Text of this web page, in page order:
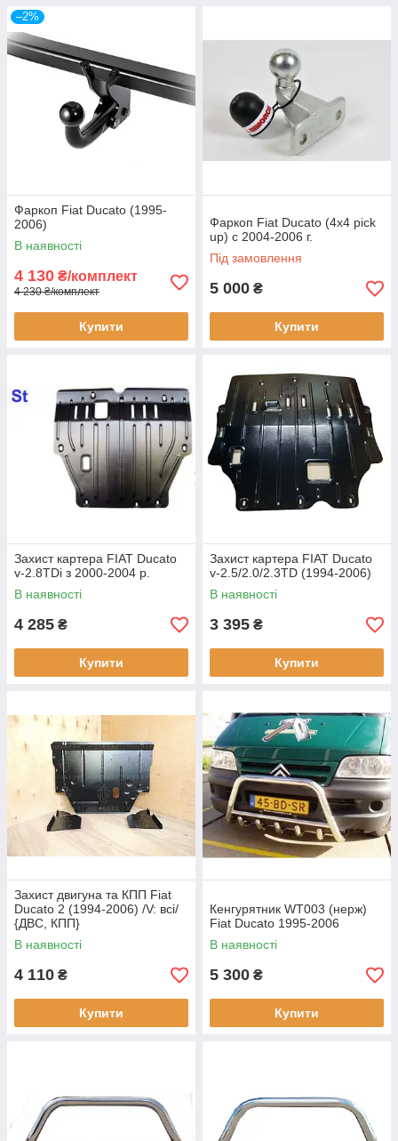
–2%
Фаркоп Fiat Ducato (1995-
2006)
В наявності
4 130 ₴/комплект
4 230 ₴/комплект
Купити
Фаркоп Fiat Ducato (4x4 pick
up) с 2004-2006 г.
Під замовлення
5 000 ₴
Купити
Захист картера FIAT Ducato
v-2.8TDi з 2000-2004 р.
В наявності
4 285 ₴
Купити
Захист картера FIAT Ducato
v-2.5/2.0/2.3TD (1994-2006)
В наявності
3 395 ₴
Купити
Захист двигуна та КПП Fiat
Ducato 2 (1994-2006) /V: всі/
{ДВС, КПП}
В наявності
4 110 ₴
Купити
Кенгурятник WT003 (нерж)
Fiat Ducato 1995-2006
В наявності
5 300 ₴
Купити